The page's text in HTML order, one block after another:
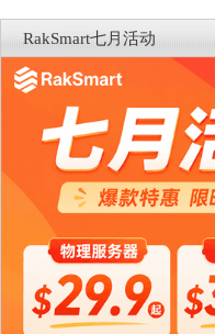
RakSmart七月活动